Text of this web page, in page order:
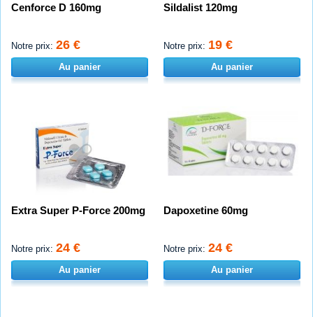
Cenforce D 160mg
Notre prix: 26 €
Au panier
Sildalist 120mg
Notre prix: 19 €
Au panier
Extra Super P-Force 200mg
Notre prix: 24 €
Au panier
Dapoxetine 60mg
Notre prix: 24 €
Au panier